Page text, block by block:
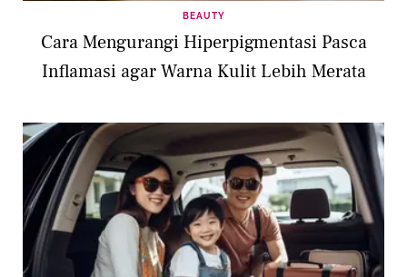
BEAUTY
Cara Mengurangi Hiperpigmentasi Pasca
Inflamasi agar Warna Kulit Lebih Merata